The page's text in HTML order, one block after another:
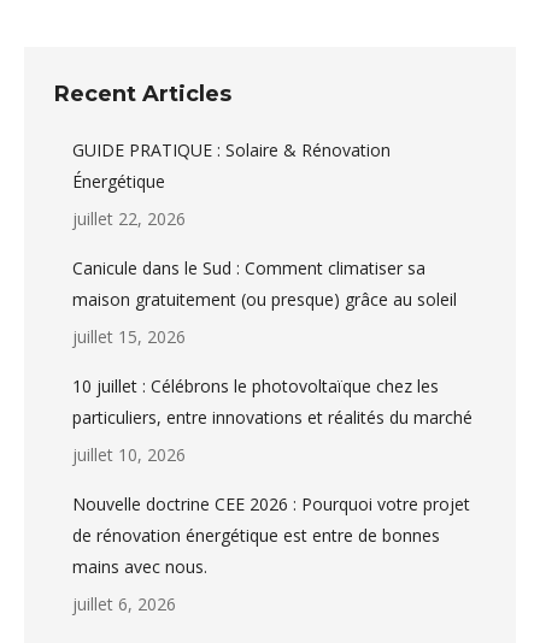
Recent Articles
GUIDE PRATIQUE : Solaire & Rénovation
Énergétique
juillet 22, 2026
Canicule dans le Sud : Comment climatiser sa
maison gratuitement (ou presque) grâce au soleil
juillet 15, 2026
10 juillet : Célébrons le photovoltaïque chez les
particuliers, entre innovations et réalités du marché
juillet 10, 2026
Nouvelle doctrine CEE 2026 : Pourquoi votre projet
de rénovation énergétique est entre de bonnes
mains avec nous.
juillet 6, 2026